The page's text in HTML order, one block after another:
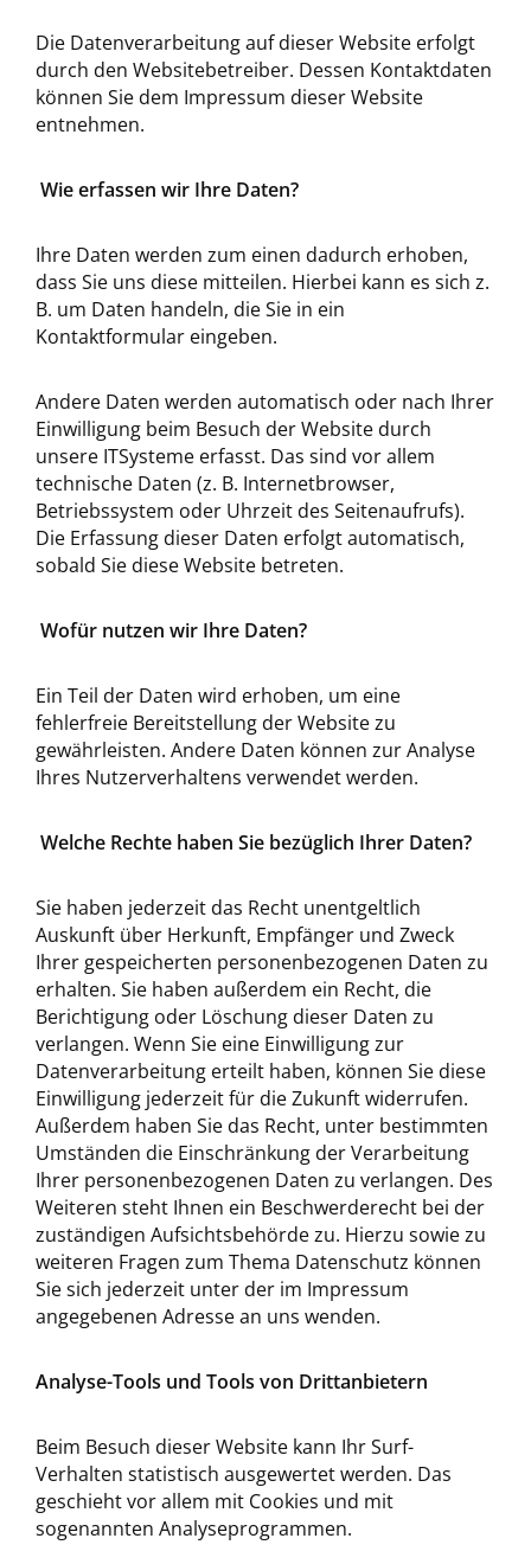
Die Datenverarbeitung auf dieser Website erfolgt
durch den Websitebetreiber. Dessen Kontaktdaten
können Sie dem Impressum dieser Website
entnehmen.
Wie erfassen wir Ihre Daten?
Ihre Daten werden zum einen dadurch erhoben,
dass Sie uns diese mitteilen. Hierbei kann es sich z.
B. um Daten handeln, die Sie in ein
Kontaktformular eingeben.
Andere Daten werden automatisch oder nach Ihrer
Einwilligung beim Besuch der Website durch
unsere ITSysteme erfasst. Das sind vor allem
technische Daten (z. B. Internetbrowser,
Betriebssystem oder Uhrzeit des Seitenaufrufs).
Die Erfassung dieser Daten erfolgt automatisch,
sobald Sie diese Website betreten.
Wofür nutzen wir Ihre Daten?
Ein Teil der Daten wird erhoben, um eine
fehlerfreie Bereitstellung der Website zu
gewährleisten. Andere Daten können zur Analyse
Ihres Nutzerverhaltens verwendet werden.
Welche Rechte haben Sie bezüglich Ihrer Daten?
Sie haben jederzeit das Recht unentgeltlich
Auskunft über Herkunft, Empfänger und Zweck
Ihrer gespeicherten personenbezogenen Daten zu
erhalten. Sie haben außerdem ein Recht, die
Berichtigung oder Löschung dieser Daten zu
verlangen. Wenn Sie eine Einwilligung zur
Datenverarbeitung erteilt haben, können Sie diese
Einwilligung jederzeit für die Zukunft widerrufen.
Außerdem haben Sie das Recht, unter bestimmten
Umständen die Einschränkung der Verarbeitung
Ihrer personenbezogenen Daten zu verlangen. Des
Weiteren steht Ihnen ein Beschwerderecht bei der
zuständigen Aufsichtsbehörde zu. Hierzu sowie zu
weiteren Fragen zum Thema Datenschutz können
Sie sich jederzeit unter der im Impressum
angegebenen Adresse an uns wenden.
Analyse-Tools und Tools von Drittanbietern
Beim Besuch dieser Website kann Ihr Surf-
Verhalten statistisch ausgewertet werden. Das
geschieht vor allem mit Cookies und mit
sogenannten Analyseprogrammen.